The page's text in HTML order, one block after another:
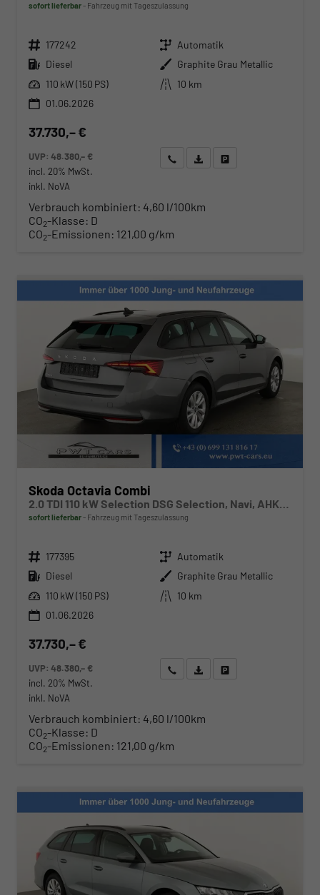
sofort lieferbar Fahrzeug mit Tageszulassung
Fahrzeugnr. 177242 Getriebe Automatik
Kraftstoff Diesel Außenfarbe Graphite Grau Metallic
Leistung 110 kW (150 PS) Kilometerstand
10 km
01.06.2026
37.730,– €
UVP:48.380,– €
incl. 20% MwSt.
inkl. NoVA
Wir rufen Sie anAngebot drucken (PDF)
Verbrauch kombiniert: 4,60 l/100km
CO2-Klasse: D
CO2-Emissionen: 121,00 g/km
Skoda Octavia Combi
2.0 TDI 110 kW Selection DSG Selection, Navi, AHK, el. Klappe, 5-J Garantie
sofort lieferbar Fahrzeug mit Tageszulassung
Fahrzeugnr. 177395 Getriebe Automatik
Kraftstoff Diesel Außenfarbe Graphite Grau Metallic
Leistung 110 kW (150 PS) Kilometerstand
10 km
01.06.2026
37.730,– €
UVP:48.380,– €
incl. 20% MwSt.
inkl. NoVA
Wir rufen Sie anAngebot drucken (PDF)
Verbrauch kombiniert: 4,60 l/100km
CO2-Klasse: D
CO2-Emissionen: 121,00 g/km